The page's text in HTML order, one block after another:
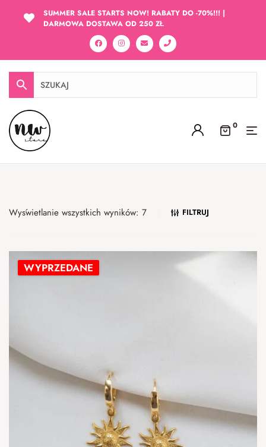
SUMMER SALE STARTS NOW! RABATY DO -70%!!! |
DARMOWA DOSTAWA OD 250 ZŁ
0
Wyświetlanie wszystkich wyników: 7 FILTRUJ
WYPRZEDANE